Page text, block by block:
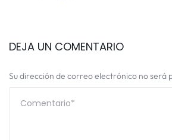
DEJA UN COMENTARIO
Su dirección de correo electrónico no será